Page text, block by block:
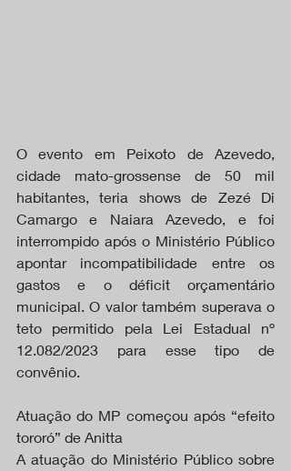
O evento em Peixoto de Azevedo,
cidade mato-grossense de 50 mil
habitantes, teria shows de Zezé Di
Camargo e Naiara Azevedo, e foi
interrompido após o Ministério Público
apontar incompatibilidade entre os
gastos e o déficit orçamentário
municipal. O valor também superava o
teto permitido pela Lei Estadual nº
12.082/2023 para esse tipo de
convênio.
Atuação do MP começou após “efeito
tororó” de Anitta
A atuação do Ministério Público sobre